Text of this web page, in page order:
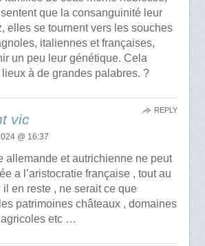
sentent que la consanguinité leur
elles se tournent vers les souches
italiennes et françaises,
un peu leur génétique. Cela
à de grandes palabres. ?
vic
@ 16:37
allemande et autrichienne ne peut
a l’aristocratie française , tout au
il en reste , ne serait ce que
patrimoines châteaux , domaines
etc …
REPLY